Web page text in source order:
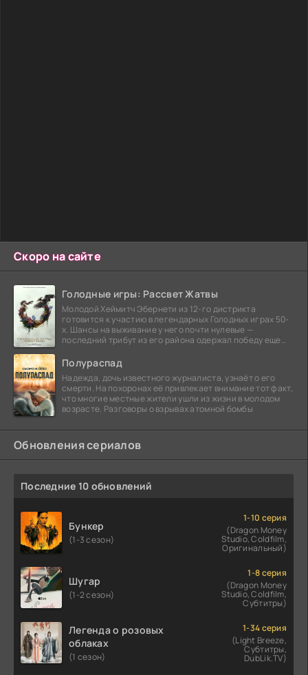
Скоро на сайте
Голодные игры: Рассвет Жатвы
Молодой Хеймитч Эбернети из 12-го дистрикта
готовится к участию в легендарных Голодных играх 50-
х. Шансы на выживание у него почти нулевые —
последний трибут из его района одержал победу еще
Полураспад
Надежда, дочь известного журналиста, узнаёт о его
смерти. На похоронах её привлекает внимание тот факт,
что многие местные жители ушли из жизни в молодом
возрасте. Разговоры о взрывах атомной бомбы
Обновления сериалов
Последние 10 обновлений
Бункер
(1-3 сезон)
1-10 серия
(Dragon Money
Studio, Coldfilm,
Оригинальный)
Шугар
(1-2 сезон)
1-8 серия
(Dragon Money
Studio, Coldfilm,
Субтитры)
Легенда о розовых
облаках
(1 сезон)
1-34 серия
(Light Breeze,
Субтитры,
DubLik.TV)